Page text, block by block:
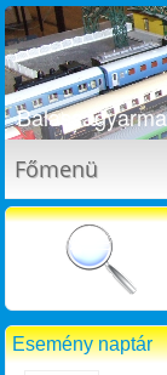
Főmenü
Esemény naptár